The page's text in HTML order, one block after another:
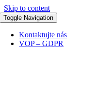
Skip to content
Toggle Navigation
Kontaktujte nás
VOP – GDPR